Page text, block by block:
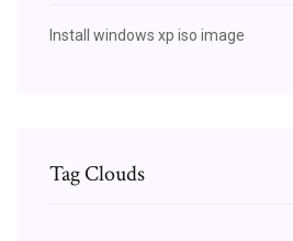
Install windows xp iso image
Tag Clouds